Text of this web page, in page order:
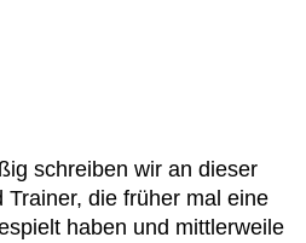
schreiben wir an dieser
die früher mal eine
haben und mittlerweile